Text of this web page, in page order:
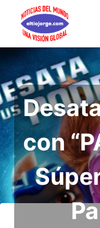
Saltar
contenido
con